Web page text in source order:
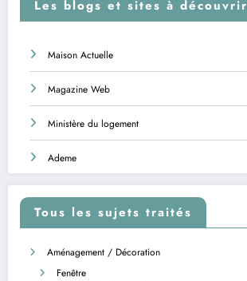
Les blogs et sites à découvrir
Maison Actuelle
Magazine Web
Ministère du logement
Ademe
Tous les sujets traités
Aménagement / Décoration
Fenêtre